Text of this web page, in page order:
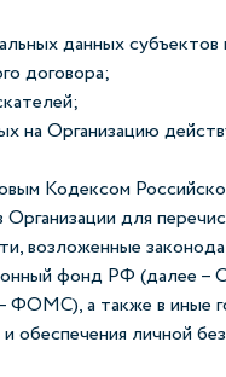
данных
договора;
на Организацию
Кодексом
для
возложенные
фонд РФ (далее
ФОМС), а также в иные
личной